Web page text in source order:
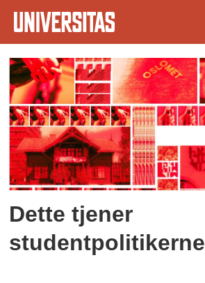
Tag:
arbeidsutvalg
Dette tjener
studentpolitikerne